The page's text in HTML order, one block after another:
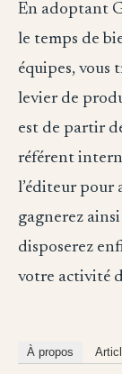
En adoptant
le temps de
équipes, vous
levier de
est de partir
référent
l’éditeur pour
gagnerez
disposerez
votre activité
À propos